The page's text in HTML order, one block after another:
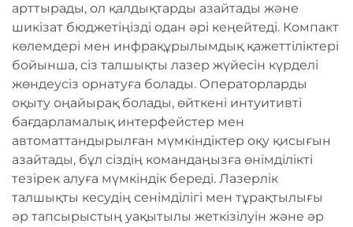
арттырады, ол қалдықтарды азайтады және
шикізат бюджетіңізді одан әрі кеңейтеді. Компакт
көлемдері мен инфрақұрылымдық қажеттіліктері
бойынша, сіз талшықты лазер жүйесін күрделі
жөндеусіз орнатуға болады. Операторларды
оқыту оңайырақ болады, өйткені интуитивті
бағдарламалық интерфейстер мен
автоматтандырылған мүмкіндіктер оқу қисығын
азайтады, бұл сіздің командаңызға өнімділікті
тезірек алуға мүмкіндік береді. Лазерлік
талшықты кесудің сенімділігі мен тұрақтылығы
әр тапсырыстың уақытылы жеткізілуін және әр